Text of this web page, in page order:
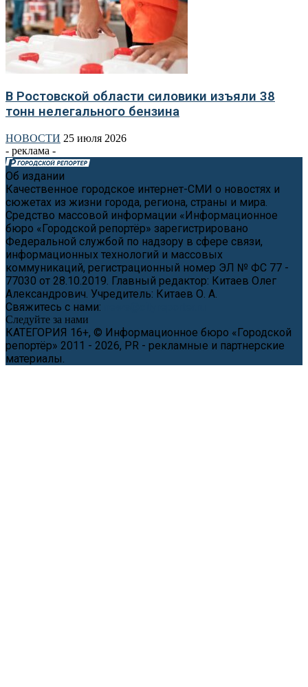
В Ростовской области силовики изъяли 38
тонн нелегального бензина
НОВОСТИ 25 июля 2026
- реклама -
Об издании
Качественное городское интернет-СМИ о новостях и
сюжетах из жизни города, региона, страны и мира.
Средство массовой информации «Информационное
бюро «Городской репортёр» зарегистрировано
Федеральной службой по надзору в сфере связи,
информационных технологий и массовых
коммуникаций, регистрационный номер ЭЛ № ФС 77 -
77030 от 28.10.2019. Главный редактор: Китаев Олег
Александрович. Учредитель: Китаев О. А.
Свяжитесь с нами:
Следуйте за нами
КАТЕГОРИЯ 16+, © Информационное бюро «Городской
репортёр» 2011 - 2026, PR - рекламные и партнерские
материалы.